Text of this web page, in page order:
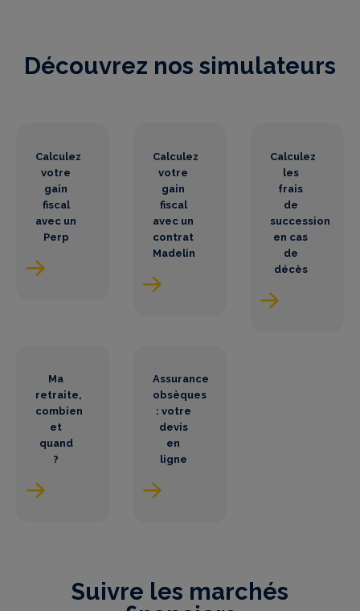
Découvrez nos simulateurs
Calculez
votre
gain
fiscal
avec un
Perp
Calculez
votre
gain
fiscal
avec un
contrat
Madelin
Calculez
les
frais
de
succession
en cas
de
décès
Ma
retraite,
combien
et
quand
?
Assurance
obsèques
: votre
devis
en
ligne
Suivre les marchés